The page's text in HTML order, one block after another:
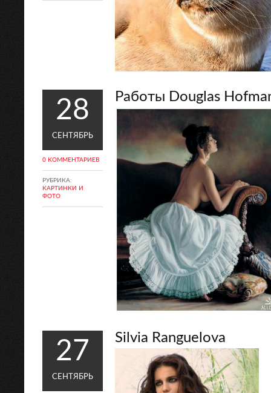
28
СЕНТЯБРЬ
0 КОММЕНТАРИЕВ
РУБРИКА:
КАРТИНКИ И
ФОТО
Работы Douglas
27
СЕНТЯБРЬ
Silvia Ranguelova